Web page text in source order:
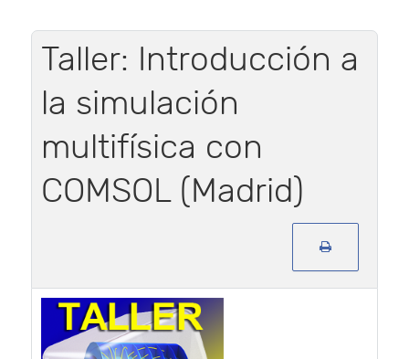
Taller: Introducción a
la simulación
multifísica con
COMSOL (Madrid)